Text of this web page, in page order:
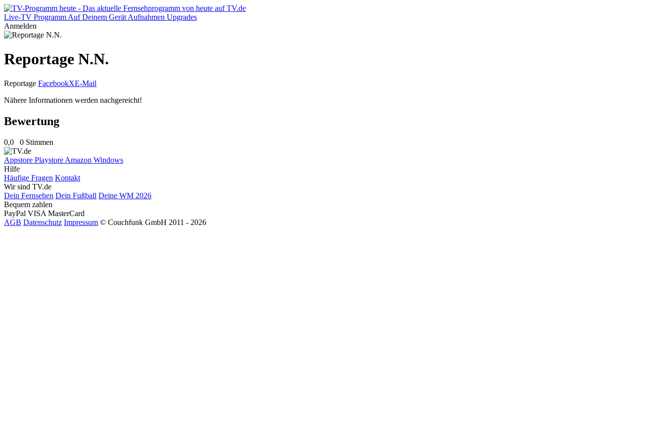
Live-TV Programm Auf Deinem Gerät Aufnahmen Upgrades
Anmelden
Reportage N.N.
Reportage FacebookXE-Mail
Nähere Informationen werden nachgereicht!
Bewertung
0,0 0 Stimmen
Appstore Playstore Amazon Windows
Hilfe
Häufige Fragen Kontakt
Wir sind TV.de
Dein Fernsehen Dein Fußball Deine WM 2026
Bequem zahlen
PayPal VISA MasterCard
AGB Datenschutz Impressum © Couchfunk GmbH 2011 - 2026